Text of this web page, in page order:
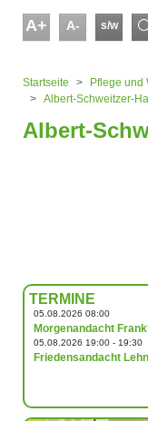
A+ A- s/w
Startseite
Pflege und
Albert-Schweitzer-
Albert-
TERMINE
05.08.2026 08:00
Morgenandacht
05.08.2026 19:00 - 19:30
Friedensandacht